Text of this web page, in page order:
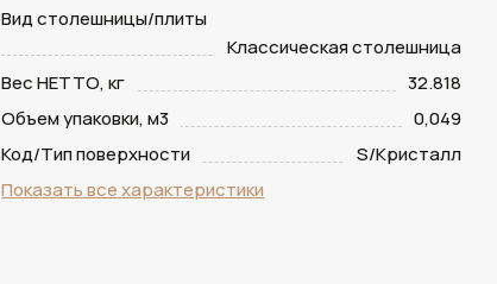
Вид столешницы/плиты
Классическая столешница
Вес НЕТТО, кг
32.818
Объем упаковки, м3
0,049
Код/Тип поверхности
S/Кристалл
Показать все характеристики